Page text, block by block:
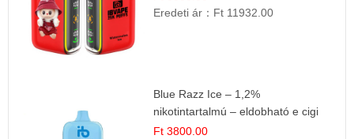
Eredeti ár： Ft 11932.00
Blue Razz Ice – 1,2%
nikotintartalmú – eldobható e cigi
Ft 3800.00